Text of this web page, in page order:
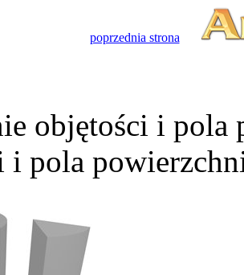
poprzednia strona
objętości i pola
i pola